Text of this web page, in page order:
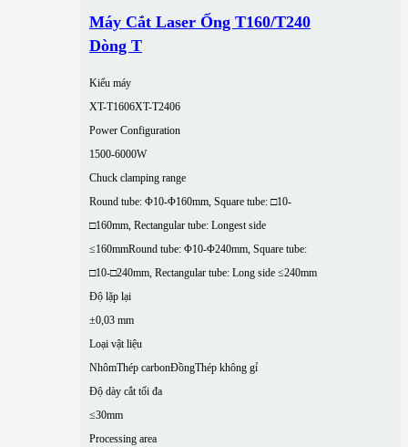
Máy Cắt Laser Ống T160/T240
Dòng T
Kiểu máy
XT-T1606XT-T2406
Power Configuration
1500-6000W
Chuck clamping range
Round tube: Φ10-Φ160mm, Square tube: □10-
□160mm, Rectangular tube: Longest side
≤160mmRound tube: Φ10-Φ240mm, Square tube:
□10-□240mm, Rectangular tube: Long side ≤240mm
Độ lặp lại
±0,03 mm
Loại vật liệu
NhômThép carbonĐồngThép không gỉ
Độ dày cắt tối đa
≤30mm
Processing area